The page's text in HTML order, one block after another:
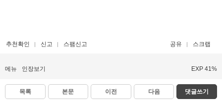
추천확인 신고 스팸신고 공유 스크랩
메뉴 인장보기 EXP 41%
목록 본문 이전 다음 댓글쓰기